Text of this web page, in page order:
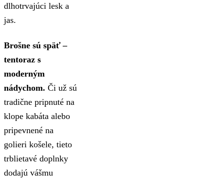
dlhotrvajúci lesk a
jas.
Brošne sú späť –
tentoraz s
moderným
nádychom. Či už sú
tradične pripnuté na
klope kabáta alebo
pripevnené na
golieri košele, tieto
trblietavé doplnky
dodajú vášmu